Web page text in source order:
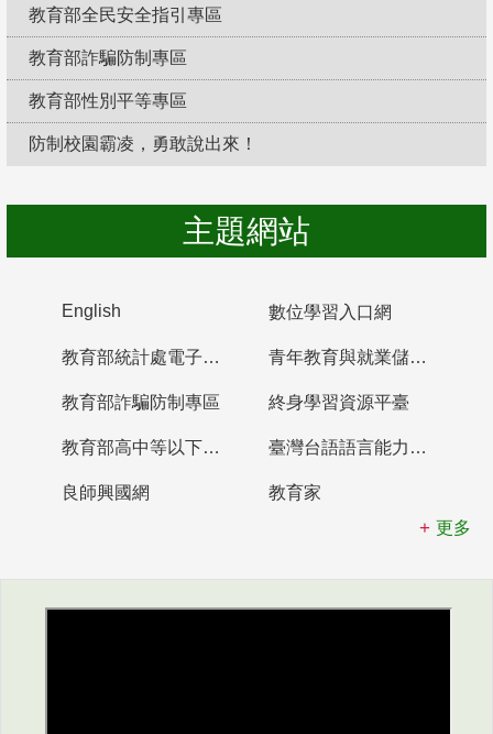
教育部全民安全指引專區
教育部詐騙防制專區
教育部性別平等專區
防制校園霸凌，勇敢說出來！
主題網站
English 數位學習入口網
教育部統計處電子書櫃 青年教育與就業儲蓄帳戶
教育部詐騙防制專區 終身學習資源平臺
教育部高中等以下學校及幼兒園教師資格檢定考試 臺灣台語語言能力認證網站
良師興國網
教育家
更多